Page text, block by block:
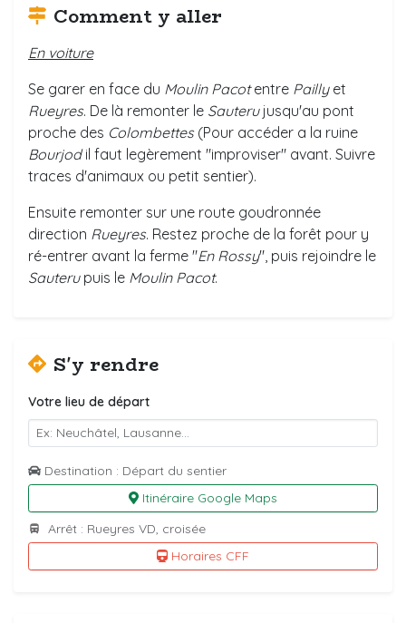
Comment y aller
En voiture
Se garer en face du Moulin Pacotentre Pailly et
Rueyres. De là remonter le Sauterujusqu'au pont
proche des Colombettes (Pour accéder a la ruine
Bourjodil faut legèrement "improviser" avant. Suivre
traces d'animaux ou petit sentier).
Ensuite remonter sur une route goudronnée
direction Rueyres. Restez proche de la forêt pour y
ré-entrer avant la ferme "En Rossy", puis rejoindre le
Sauteru puis le Moulin Pacot.
S'y rendre
Votre lieu de départ
Destination : Départ du sentier
Itinéraire Google Maps
Arrêt : Rueyres VD, croisée
Horaires CFF